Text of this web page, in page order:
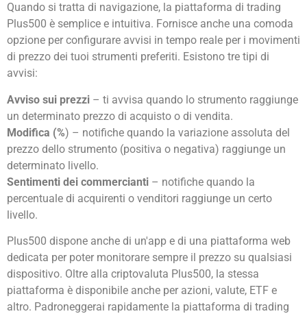
Quando si tratta di navigazione, la piattaforma di trading
Plus500 è semplice e intuitiva. Fornisce anche una comoda
opzione per configurare avvisi in tempo reale per i movimenti
di prezzo dei tuoi strumenti preferiti. Esistono tre tipi di
avvisi:
Avviso sui prezzi – ti avvisa quando lo strumento raggiunge
un determinato prezzo di acquisto o di vendita.
Modifica (%) – notifiche quando la variazione assoluta del
prezzo dello strumento (positiva o negativa) raggiunge un
determinato livello.
Sentimenti dei commercianti – notifiche quando la
percentuale di acquirenti o venditori raggiunge un certo
livello.
Plus500 dispone anche di un'app e di una piattaforma web
dedicata per poter monitorare sempre il prezzo su qualsiasi
dispositivo. Oltre alla criptovaluta Plus500, la stessa
piattaforma è disponibile anche per azioni, valute, ETF e
altro. Padroneggerai rapidamente la piattaforma di trading